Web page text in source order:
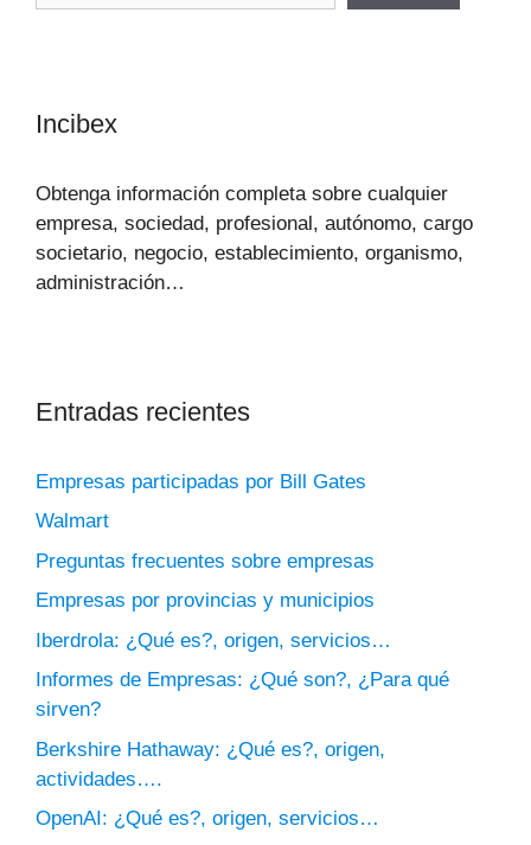
Incibex
Obtenga información completa sobre cualquier
empresa, sociedad, profesional, autónomo, cargo
societario, negocio, establecimiento, organismo,
administración…
Entradas recientes
Empresas participadas por Bill Gates
Walmart
Preguntas frecuentes sobre empresas
Empresas por provincias y municipios
Iberdrola: ¿Qué es?, origen, servicios…
Informes de Empresas: ¿Qué son?, ¿Para qué
sirven?
Berkshire Hathaway: ¿Qué es?, origen,
actividades….
OpenAI: ¿Qué es?, origen, servicios…